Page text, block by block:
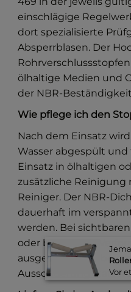
einschlägige
dort spezialisierte
Absperrblasen. Der
ölhaltige Medien und
der NBR-
Wie pflege ich den
Nach dem Einsatz
Wasser abgespült
Einsatz in ölhaltigen
zusätzliche
Reiniger. Der NBR-
dauerhaft im
werden. Bei
oder bleibender
ausgesondert — bei
Aussonderung stattVor